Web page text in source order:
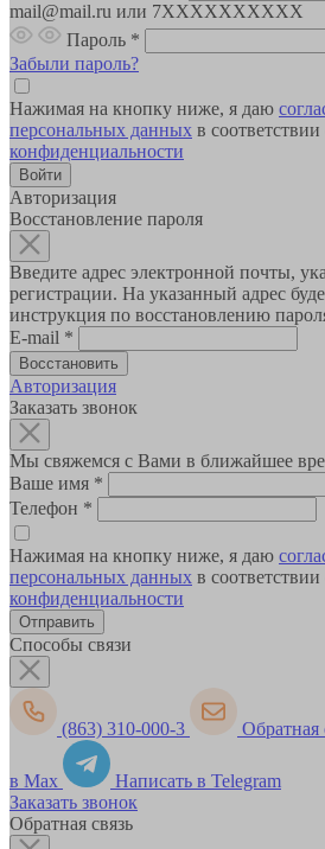
mail@mail.ru или 7XXXXXXXXXX
Пароль *
Забыли пароль?
Нажимая на кнопку ниже, я даю
персональных данных в соответствии
конфиденциальности
Авторизация
Восстановление пароля
Введите адрес электронной почты,
регистрации. На указанный адрес
инструкция по восстановлению
E-mail *
Авторизация
Заказать звонок
Мы свяжемся с Вами в ближайшее
Ваше имя *
Телефон *
Нажимая на кнопку ниже, я даю
персональных данных в соответствии
конфиденциальности
Способы связи
(863) 310-000-3 Обратная
в Max
Написать в Telegram
Заказать звонок
Обратная связь